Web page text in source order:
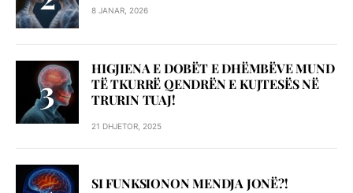
8 JANAR, 2026
HIGJIENA E DOBËT E DHËMBËVE MUND
TË TKURRË QENDRËN E KUJTESËS NË
TRURIN TUAJ!
21 DHJETOR, 2025
SI FUNKSIONON MENDJA JONË?!